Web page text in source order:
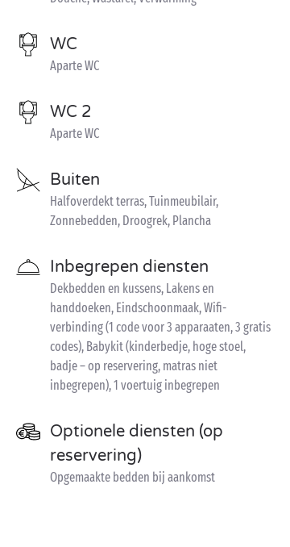
WC
Aparte WC
WC 2
Aparte WC
Buiten
Halfoverdekt terras, Tuinmeubilair,
Zonnebedden, Droogrek, Plancha
Inbegrepen diensten
Dekbedden en kussens, Lakens en
handdoeken, Eindschoonmaak, Wifi-
verbinding (1 code voor 3 apparaaten, 3 gratis
codes), Babykit (kinderbedje, hoge stoel,
badje – op reservering, matras niet
inbegrepen), 1 voertuig inbegrepen
Optionele diensten (op
reservering)
Opgemaakte bedden bij aankomst